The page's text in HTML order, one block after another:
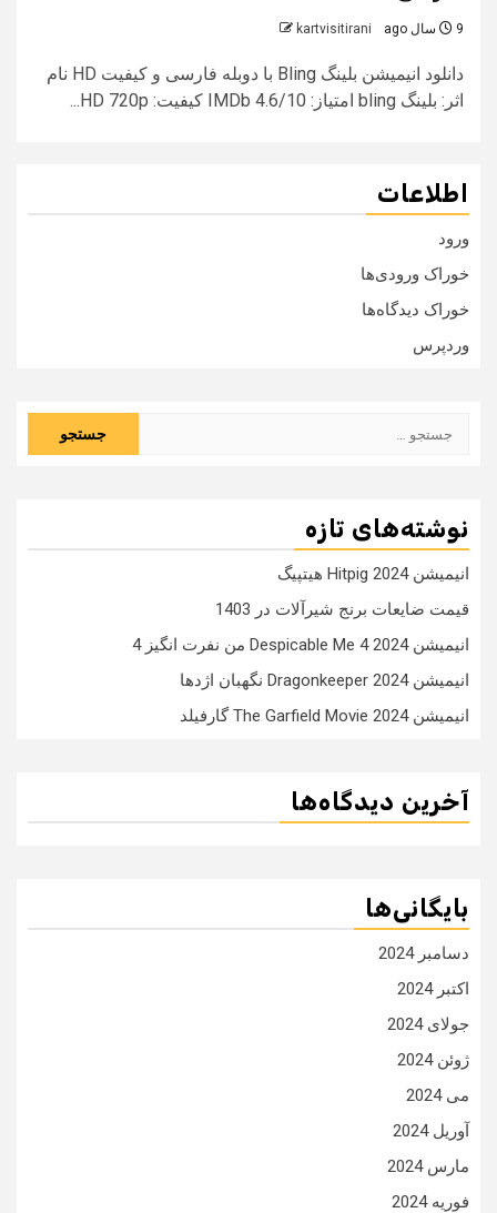
9 سال ago kartvisitirani
دانلود انیمیشن بلینگ Bling با دوبله فارسی و کیفیت HD نام
اثر: بلینگ bling امتیاز: IMDb 4.6/10 کیفیت: HD 720p...
اطلاعات
ورود
خوراک ورودی‌ها
خوراک دیدگاه‌ها
وردپرس
نوشته‌های تازه
انیمیشن Hitpig 2024 هیتپیگ
قیمت ضایعات برنج شیرآلات در 1403
انیمیشن Despicable Me 4 2024 من نفرت انگیز 4
انیمیشن Dragonkeeper 2024 نگهبان اژدها
انیمیشن The Garfield Movie 2024 گارفیلد
آخرین دیدگاه‌ها
بایگانی‌ها
دسامبر 2024
اکتبر 2024
جولای 2024
ژوئن 2024
می 2024
آوریل 2024
مارس 2024
فوریه 2024